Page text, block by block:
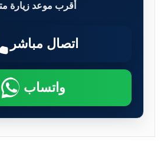
أقرب موعد زيارة
اتصال مباشر
واتساب